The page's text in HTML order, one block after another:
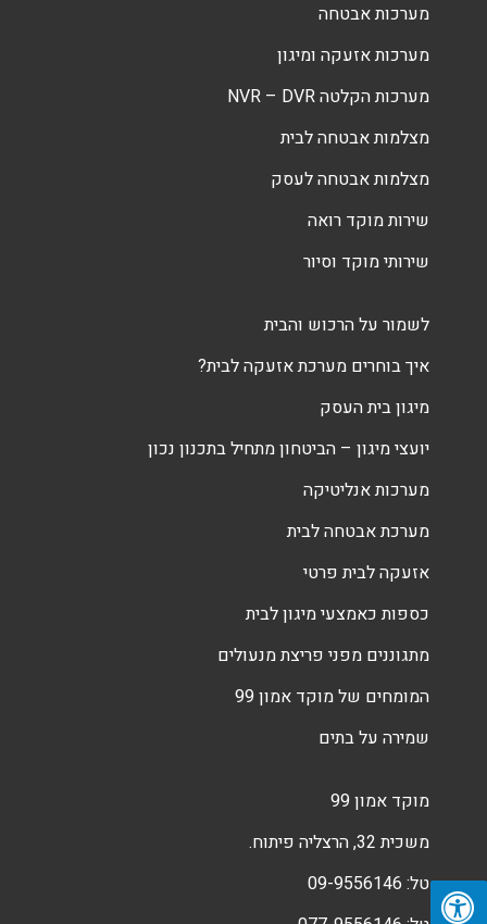
מערכות אבטחה
מערכות אזעקה ומיגון
מערכות הקלטה NVR – DVR
מצלמות אבטחה לבית
מצלמות אבטחה לעסק
שירות מוקד רואה
שירותי מוקד וסיור
לשמור על הרכוש והבית
איך בוחרים מערכת אזעקה לבית?
מיגון בית העסק
יועצי מיגון – הביטחון מתחיל בתכנון נכון
מערכות אנליטיקה
מערכת אבטחה לבית
אזעקה לבית פרטי
כספות כאמצעי מיגון לבית
מתגוננים מפני פריצת מנעולים
המומחים של מוקד אמון 99
שמירה על בתים
מוקד אמון 99
משכית 32, הרצליה פיתוח.
טל: 09-9556146